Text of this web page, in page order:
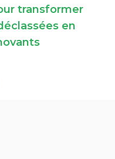
transformer
en